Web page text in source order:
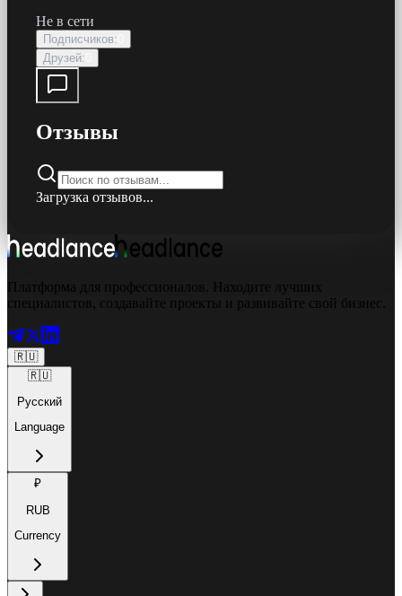
Не в сети
Подписчиков:
Друзей:
Отзывы
Загрузка отзывов...
Платформа для профессионалов. Находите лучших
специалистов, создавайте проекты и развивайте свой бизнес.
🇷🇺
🇷🇺
Русский
Language
₽
RUB
Currency